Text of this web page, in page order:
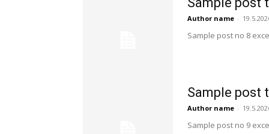
Author name -
Sample post no 8
Sample post
Author name -
Sample post no 9